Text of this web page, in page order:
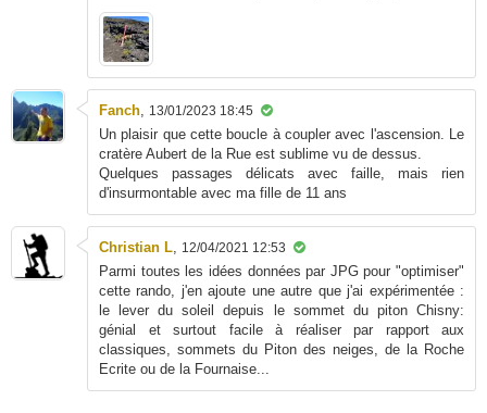
Fanch 13/01/2023 18:45
Un plaisir que cette boucle à coupler avec l'ascension. Le
cratère Aubert de la Rue est sublime vu de dessus.
Quelques passages délicats avec faille, mais rien
d'insurmontable avec ma fille de 11 ans
Christian L 12/04/2021 12:53
Parmi toutes les idées données par JPG pour "optimiser"
cette rando, j'en ajoute une autre que j'ai expérimentée :
le lever du soleil depuis le sommet du piton Chisny:
génial et surtout facile à réaliser par rapport aux
classiques, sommets du Piton des neiges, de la Roche
Ecrite ou de la Fournaise...